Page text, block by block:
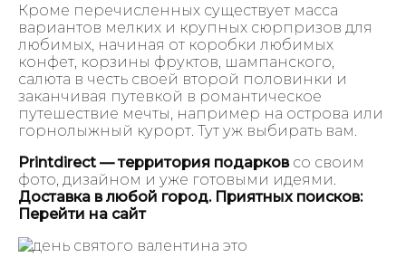
Кроме перечисленных существует масса
вариантов мелких и крупных сюрпризов для
любимых, начиная от коробки любимых
конфет, корзины фруктов, шампанского,
салюта в честь своей второй половинки и
заканчивая путевкой в романтическое
путешествие мечты, например на острова или
горнолыжный курорт. Тут уж выбирать вам.
Printdirect — территория подарковсо своим
фото, дизайном и уже готовыми идеями.
Доставка в любой город. Приятных поисков:
Перейти на сайт